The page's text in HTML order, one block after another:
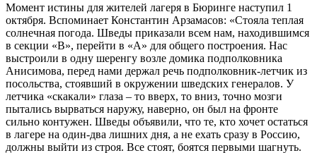
Момент истины для жителей лагеря в Бюринге наступил 1
октября. Вспоминает Константин Арзамасов: «Стояла теплая
солнечная погода. Шведы приказали всем нам, находившимся
в секции «В», перейти в «А» для общего построения. Нас
выстроили в одну шеренгу возле домика подполковника
Анисимова, перед нами держал речь подполковник-летчик из
посольства, стоявший в окружении шведских генералов. У
летчика «скакали» глаза – то вверх, то вниз, точно мозги
пытались вырваться наружу, наверно, он был на фронте
сильно контужен. Шведы объявили, что те, кто хочет остаться
в лагере на один-два лишних дня, а не ехать сразу в Россию,
должны выйти из строя. Все стоят, боятся первыми шагнуть.